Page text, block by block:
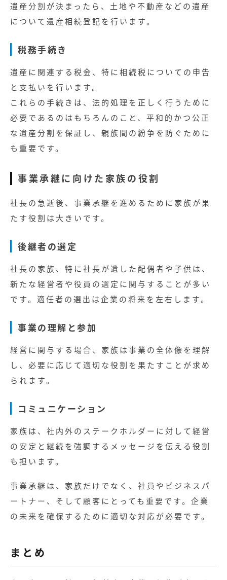
遺産分割が決まったら、土地や不動産などの遺産
について遺産相続登記を行います。
税務手続き
遺産に関連する税金、特に相続税についての申告
と支払いを行います。
これらの手続きは、法的処理を正しく行うために
必要であるのはもちろんのこと、平和的かつ公正
な遺産分割を保証し、親族間の紛争を防ぐために
も重要です。
事業承継に向けた家族の役割
社長の急逝後、事業承継を進めるために家族が果
たす役割は大きいです。
後継者の選定
社長の家族、特に社長が遺した配偶者や子供は、
新たな経営者や役員の選定に関与することが多い
です。適任者の選出は企業の将来を左右します。
事業の理解と参加
経営に関与する場合、家族は事業の全体像を理解
し、必要に応じて適切な役割を果たすことが求め
られます。
コミュニケーション
家族は、社内外のステークホルダーに対して経営
の安定と継続を強調するメッセージを伝える役割
も担います。
事業承継は、家族だけでなく、社員やビジネスパ
ートナー、そして顧客にとっても重要です。企業
の未来を確保するために適切な対応が必要です。
まとめ